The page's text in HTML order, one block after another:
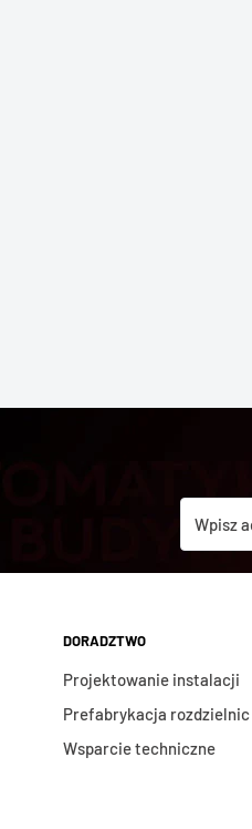
Wpisz
DORADZTWO
Projektowanie instalacji
Prefabrykacja rozdzielnic
Wsparcie techniczne